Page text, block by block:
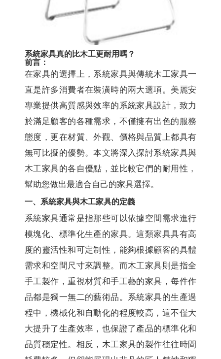
系統家具真的比木工更耐用嗎？
前言：
在家具的選擇上，系統家具與傳統木工家具一
直是許多消費者在裝潢時的兩大選項。美麗安
專業提供高質感與效率的系統家具設計，致力
於滿足顧客的各種需求，不僅擁有出色的服務
態度，更在材質、外觀、價格與品質上都具有
無可比擬的優勢。本文將深入探討系統家具與
木工家具的各自優點，並比較它們的耐用性，
幫助您做出最適合自己的家具選擇。
一、系統家具與木工家具的定義
系統家具通常是指那些可以依據空間需求進行
模塊化、標準化生產的家具。這類家具具有高
度的靈活性和可定制性，能夠根據顧客的具體
需求和空間尺寸來調整。而木工家具則是指全
手工製作，重視材質和手工藝的家具，每件作
品都是獨一無二的藝術品。系統家具的生產過
程中，機械化和自動化的程度較高，這不僅大
大提升了生產效率，也保證了產品的標準化和
品質穩定性。相反，木工家具的製作往往時間